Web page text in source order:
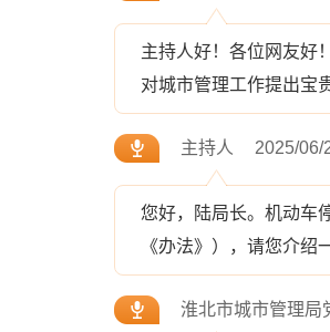
主持人好！各位网友好
对城市管理工作提出宝
主持人 2025/06/
您好，陆局长。机动车
《办法》），请您介绍
淮北市城市管理局